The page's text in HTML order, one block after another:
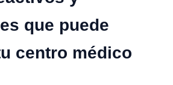
que puede
centro médico